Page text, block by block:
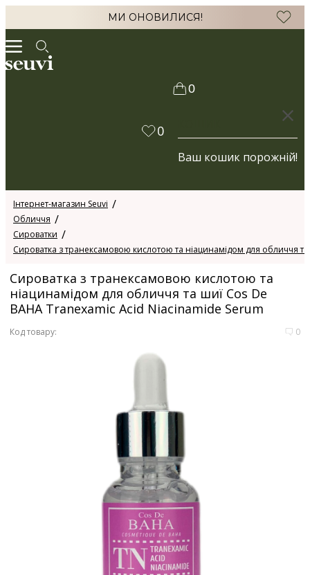
МИ ОНОВИЛИСЯ!
0
0
Ваш кошик порожній!
Інтернет-магазин Seuvi
Обличчя
Сироватки
Сироватка з транексамовою кислотою та ніацинамідом для обличчя
Сироватка з транексамовою кислотою та
ніацинамідом для обличчя та шиї Cos De
BAHA Tranexamic Acid Niacinamide Serum
Код товару: 0